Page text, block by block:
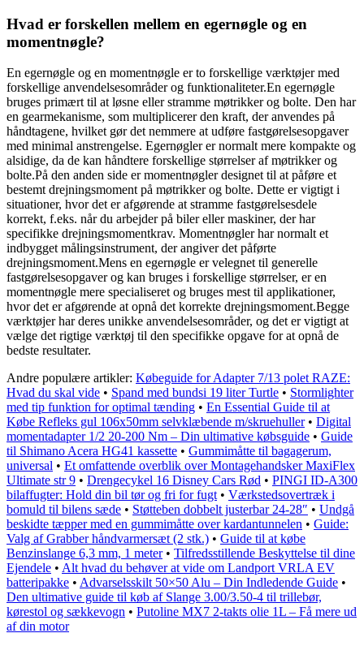
Hvad er forskellen mellem en egernøgle og en
momentnøgle?
En egernøgle og en momentnøgle er to forskellige værktøjer med
forskellige anvendelsesområder og funktionaliteter.En egernøgle
bruges primært til at løsne eller stramme møtrikker og bolte. Den har
en gearmekanisme, som multiplicerer den kraft, der anvendes på
håndtagene, hvilket gør det nemmere at udføre fastgørelsesopgaver
med minimal anstrengelse. Egernøgler er normalt mere kompakte og
alsidige, da de kan håndtere forskellige størrelser af møtrikker og
bolte.På den anden side er momentnøgler designet til at påføre et
bestemt drejningsmoment på møtrikker og bolte. Dette er vigtigt i
situationer, hvor det er afgørende at stramme fastgørelsesdele
korrekt, f.eks. når du arbejder på biler eller maskiner, der har
specifikke drejningsmomentkrav. Momentnøgler har normalt et
indbygget målingsinstrument, der angiver det påførte
drejningsmoment.Mens en egernøgle er velegnet til generelle
fastgørelsesopgaver og kan bruges i forskellige størrelser, er en
momentnøgle mere specialiseret og bruges mest til applikationer,
hvor det er afgørende at opnå det korrekte drejningsmoment.Begge
værktøjer har deres unikke anvendelsesområder, og det er vigtigt at
vælge det rigtige værktøj til den specifikke opgave for at opnå de
bedste resultater.
Andre populære artikler: Købeguide for Adapter 7/13 polet RAZE:
Hvad du skal vide • Spand med bundsi 19 liter Turtle • Stormlighter
med tip funktion for optimal tænding • En Essential Guide til at
Købe Refleks gul 106x50mm selvklæbende m/skruehuller• Digital
momentadapter 1/2 20-200 Nm – Din ultimative købsguide • Guide
til Shimano Acera HG41 kassette • Gummimåtte til bagagerum,
universal • Et omfattende overblik over Montagehandsker MaxiFlex
Ultimate str 9 • Drengecykel 16 Disney Cars Rød • PINGI ID-A300
bilaffugter: Hold din bil tør og fri for fugt • Værkstedsovertræk i
bomuld til bilens sæde • Støtteben dobbelt justerbar 24-28″ • Undgå
beskidte tæpper med en gummimåtte over kardantunnelen • Guide:
Valg af Grabber håndvarmersæt (2 stk.) • Guide til at købe
Benzinslange 6,3 mm, 1 meter• Tilfredsstillende Beskyttelse til dine
Ejendele • Alt hvad du behøver at vide om Landport VRLA EV
batteripakke • Advarselsskilt 50×50 Alu – Din Indledende Guide •
Den ultimative guide til køb af Slange 3.00/3.50-4 til trillebør,
kørestol og sækkevogn • Putoline MX7 2-takts olie 1L – Få mere ud
af din motor